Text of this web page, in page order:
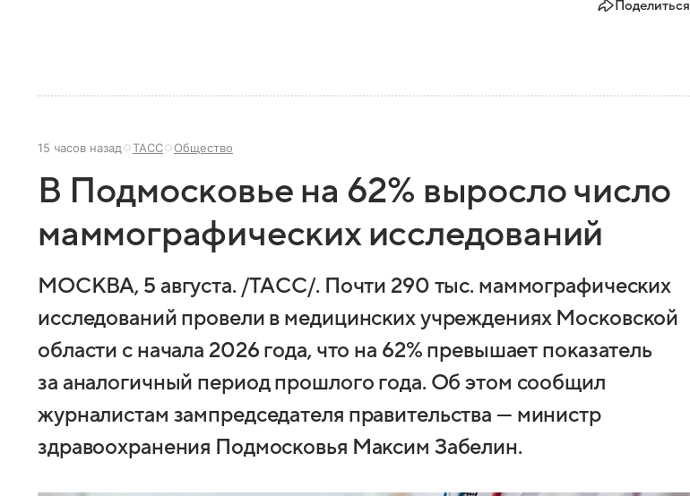
Поделиться
15 часов назад ТАСС Общество
В Подмосковье на 62% выросло число
маммографических исследований
МОСКВА, 5 августа. /ТАСС/. Почти 290 тыс. маммографических
исследований провели в медицинских учреждениях Московской
области с начала 2026 года, что на 62% превышает показатель
за аналогичный период прошлого года. Об этом сообщил
журналистам зампредседателя правительства — министр
здравоохранения Подмосковья Максим Забелин.